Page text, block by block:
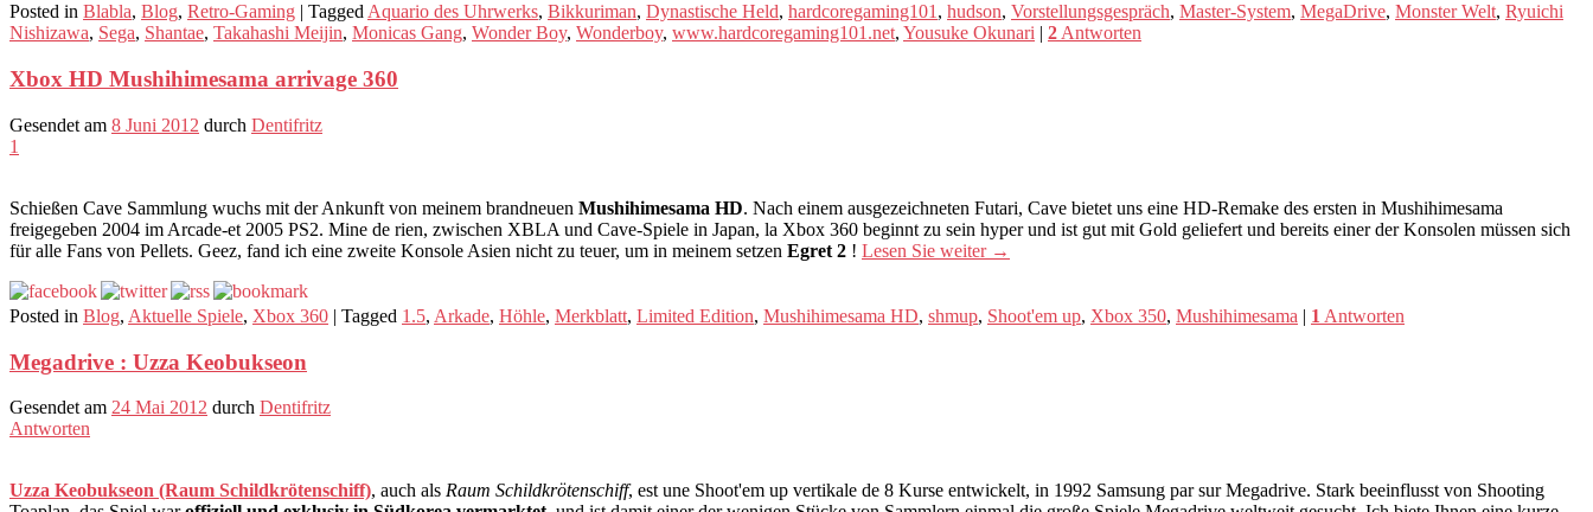
Posted in Blabla, Blog, Retro-Gaming TaggedAquario des Uhrwerks, Bikkuriman, Dynastische Held, hardcoregaming101, hudson, Vorstellungsgespräch, Master-System, MegaDrive, Monster Welt, Ryuichi
Nishizawa, Sega, Shantae, Takahashi Meijin, Monicas Gang, Wonder Boy, Wonderboy, www.hardcoregaming101.net, Yousuke Okunari 2Antworten
Xbox HD Mushihimesama arrivage 360
Gesendet am 8 Juni 2012 durch Dentifritz
1
Schießen Cave Sammlung wuchs mit der Ankunft von meinem brandneuen Mushihimesama HD. Nach einem ausgezeichneten Futari, Cave bietet uns eine HD-Remake des ersten in Mushihimesama
freigegeben 2004 im Arcade-et 2005 PS2. Mine de rien, zwischen XBLA und Cave-Spiele in Japan, la Xbox 360 beginnt zu sein hyper und ist gut mit Gold geliefert und bereits einer der Konsolen müssen sich
für alle Fans von Pellets. Geez, fand ich eine zweite Konsole Asien nicht zu teuer, um in meinem setzen Egret 2 ! Lesen Sie weiter →
Posted in Blog, Aktuelle Spiele, Xbox 360 | Tagged 1.5, Arkade, Höhle, Merkblatt, Limited Edition, Mushihimesama HD, shmup, Shoot'em up, Xbox 350, Mushihimesama | 1 Antworten
Megadrive : Uzza Keobukseon
Gesendet am 24 Mai 2012 durch Dentifritz
Antworten
Uzza Keobukseon (Raum Schildkrötenschiff), auch als Raum Schildkrötenschiff, est une Shoot'em up vertikale de 8 Kurse entwickelt, in 1992 Samsung par sur Megadrive. Stark beeinflusst von Shooting